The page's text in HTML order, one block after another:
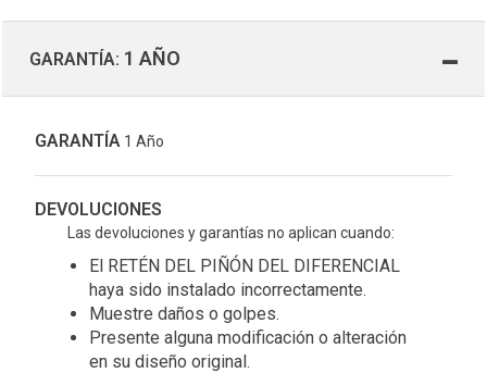
GARANTÍA: 1 AÑO
GARANTÍA 1 Año
DEVOLUCIONES
Las devoluciones y garantías no aplican cuando:
El RETÉN DEL PIÑÓN DEL DIFERENCIAL
haya sido instalado incorrectamente.
Muestre daños o golpes.
Presente alguna modificación o alteración
en su diseño original.